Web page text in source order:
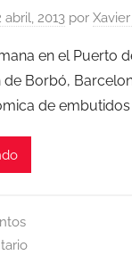
abril, 2013 por
en el Puerto
de Borbó,
de embutidos